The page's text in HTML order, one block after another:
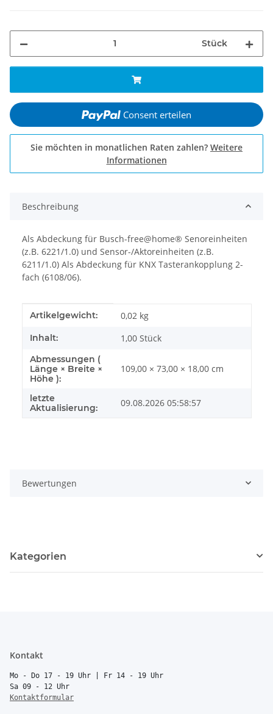
Stück
Consent erteilen
Sie möchten in monatlichen Raten zahlen? Weitere
Informationen
Beschreibung
Als Abdeckung für Busch-free@home® Senoreinheiten
(z.B. 6221/1.0) und Sensor-/Aktoreinheiten (z.B.
6211/1.0) Als Abdeckung für KNX Tasterankopplung 2-
fach (6108/06).
Produkteigenschaft
Wert
Artikelgewicht: 0,02 kg
Inhalt: 1,00 Stück
Abmessungen (
Länge × Breite ×
Höhe ):
109,00 × 73,00 × 18,00 cm
letzte
Aktualisierung:
09.08.2026 05:58:57
Bewertungen
Kategorien
Kontakt
Mo - Do 17 - 19 Uhr | Fr 14 - 19 Uhr
Sa 09 - 12 Uhr
Kontaktformular